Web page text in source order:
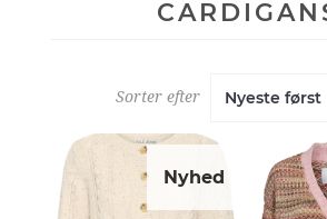
Sorter efter
Nyhed